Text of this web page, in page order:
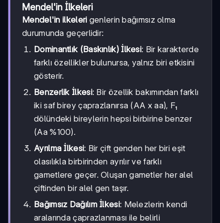
Mendel'in İlkeleri
Mendel'in ilkeleri genlerin bağımsız olma
durumunda geçerlidir:
Dominantlık (Baskınlık) İlkesi: Bir karakterde
farklı özellikler bulunursa, yalnız biri etkisini
gösterir.
Benzerlik İlkesi: Bir özellik bakımından farklı
iki saf birey çaprazlanırsa (AA x aa), F₁
dölündeki bireylerin hepsi birbirine benzer
(Aa %100).
Ayrılma İlkesi: Bir çift genden her biri eşit
olasılıkla birbirinden ayrılır ve farklı
gametlere geçer. Oluşan gametler her alel
çiftinden bir alel gen taşır.
Bağımsız Dağılım İlkesi: Melezlerin kendi
aralarında çaprazlanması ile belirli